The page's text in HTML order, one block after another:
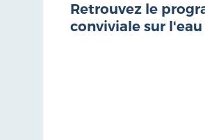
Retrouvez le
conviviale sur